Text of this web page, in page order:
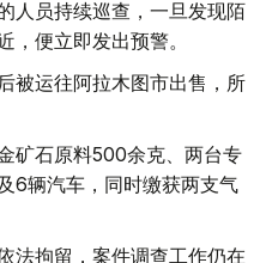
人员持续巡查，一旦发现陌
，便立即发出预警。
被运往阿拉木图市出售，所
矿石原料500余克、两台专
6辆汽车，同时缴获两支气
法拘留，案件调查工作仍在